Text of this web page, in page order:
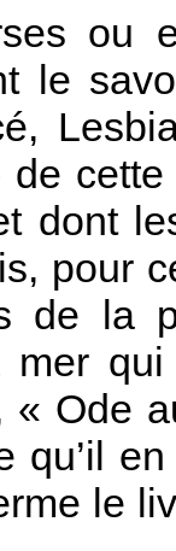
ou
le
de
dont
pour
de la
mer
« Ode
qu’il
le